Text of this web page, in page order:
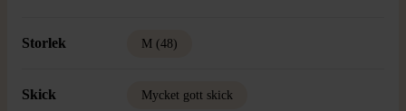
Storlek M (48)
Skick Mycket gott skick